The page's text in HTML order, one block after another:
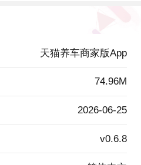
天猫养车商家版App
74.96M
2026-06-25
v0.6.8